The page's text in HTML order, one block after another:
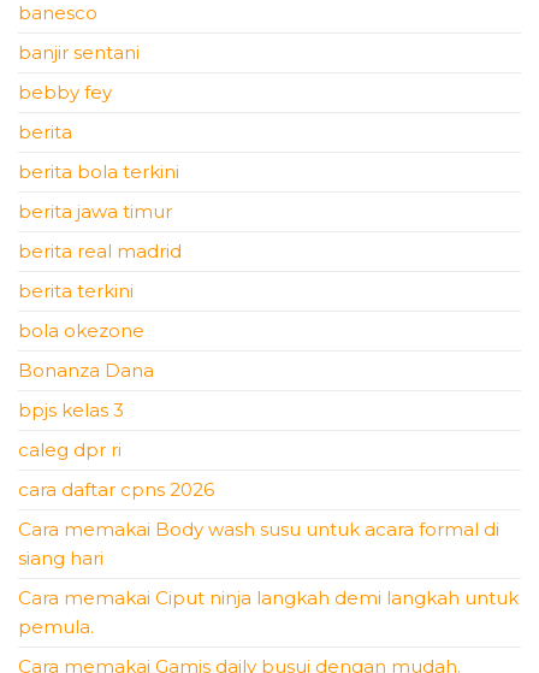
banesco
banjir sentani
bebby fey
berita
berita bola terkini
berita jawa timur
berita real madrid
berita terkini
bola okezone
Bonanza Dana
bpjs kelas 3
caleg dpr ri
cara daftar cpns 2026
Cara memakai Body wash susu untuk acara formal di
siang hari
Cara memakai Ciput ninja langkah demi langkah untuk
pemula.
Cara memakai Gamis daily busui dengan mudah.